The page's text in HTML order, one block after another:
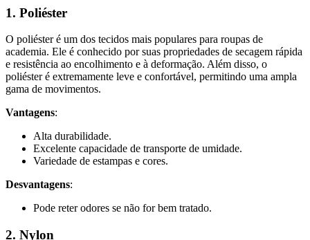
1. Poliéster
O poliéster é um dos tecidos mais populares para roupas de
academia. Ele é conhecido por suas propriedades de secagem rápida
e resistência ao encolhimento e à deformação. Além disso, o
poliéster é extremamente leve e confortável, permitindo uma ampla
gama de movimentos.
Vantagens:
Alta durabilidade.
Excelente capacidade de transporte de umidade.
Variedade de estampas e cores.
Desvantagens:
Pode reter odores se não for bem tratado.
2. Nylon